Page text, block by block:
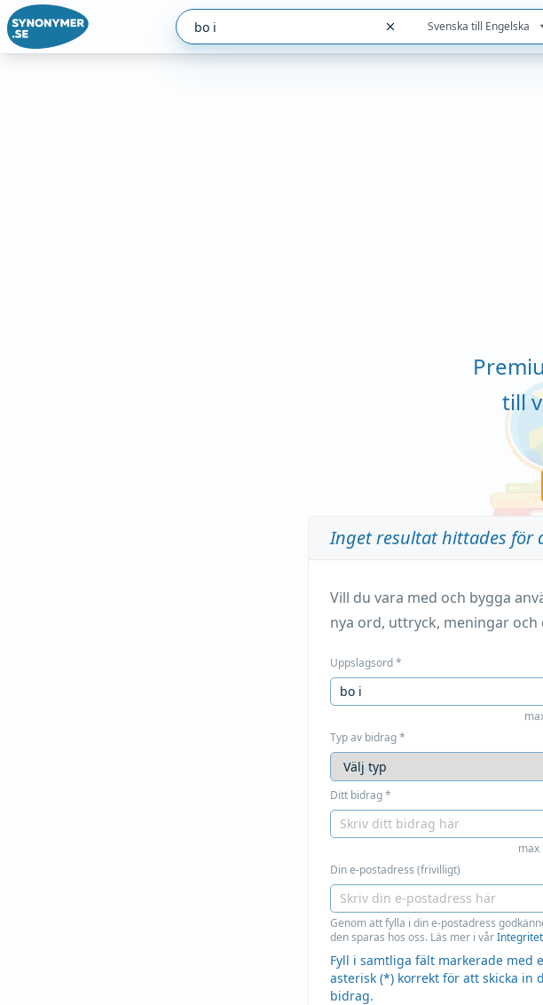
Svenska till Engelska
till
Inget resultat hittades för
Vill du vara med och bygga
nya ord, uttryck, meningar
Uppslagsord*
Typ av bidrag*
Ditt bidrag*
max
Din e-postadress (frivilligt)
Genom att fylla i din e-postadress
den sparas hos oss. Läs mer i vår
Fyll i samtliga fält markerade med
asterisk (*) korrekt för att skicka in
bidrag.